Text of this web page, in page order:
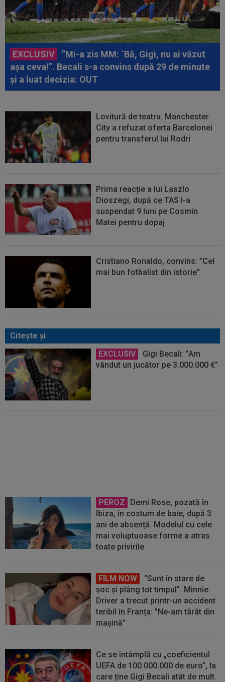
EXCLUSIV
”Mi-a zis MM: `Bă, Gigi, nu ai văzut
așa ceva!”. Becali s-a convins după 29 de minute
și a luat decizia: OUT
Lovitură de teatru: Manchester
City a refuzat oferta Barcelonei
pentru transferul lui Rodri
Prima reacție a lui Laszlo
Dioszegi, după ce TAS l-a
suspendat 9 luni pe Cosmin
Matei pentru dopaj
Cristiano Ronaldo, convins: ”Cel
mai bun fotbalist din istorie”
Citeşte şi
EXCLUSIV
Gigi Becali: ”Am
vândut un jucător pe 3.000.000 €”
PEROZ
Demi Rose, pozată în
Ibiza, în costum de baie, după 3
ani de absență. Modelul cu cele
mai voluptuoase forme a atras
toate privirile
FILM NOW
"Sunt în stare de
șoc și plâng tot timpul". Minnie
Driver a trecut printr-un accident
teribil în Franța: "Ne-am târât din
mașină"
Ce se întâmplă cu „coeficientul
UEFA de 100.000.000 de euro”, la
care ține Gigi Becali atât de mult.